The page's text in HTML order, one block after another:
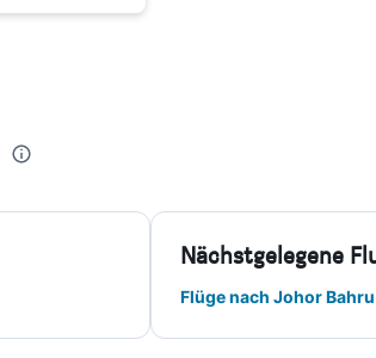
Nächstgelegene
Flüge nach Johor Bahru